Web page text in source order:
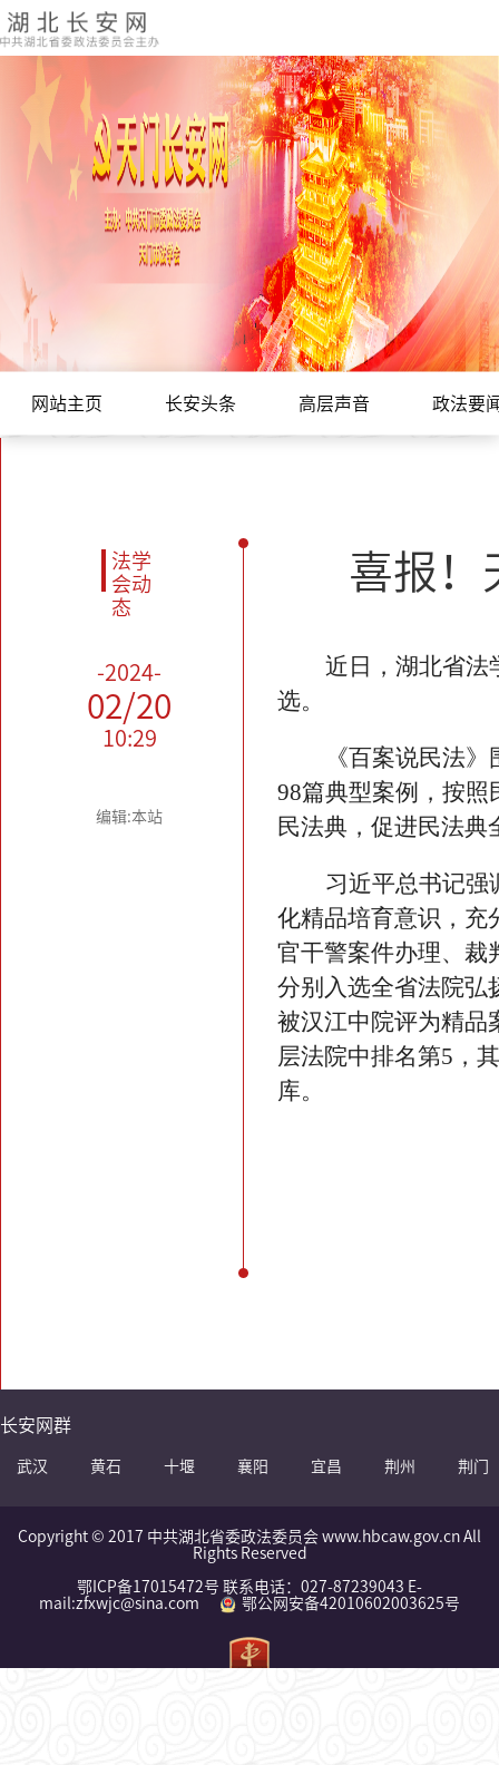
网站主页 长安头条 高层声音 政法要
法学
会动
态
-2024-
02/20
10:29
编辑:本站
喜报！
近日，湖北省法
选。
《百案说民法
98篇典型案例，按
民法典，促进民法
习近平总书记强
化精品培育意识，充
官干警案件办理、裁
分别入选全省法院弘
被汉江中院评为精品
层法院中排名第5，
库。
长安网群
武汉 黄石 十堰 襄阳 宜昌 荆州 荆门
Copyright © 2017 中共湖北省委政法委员会 www.hbcaw.gov.cn All
Rights Reserved
鄂ICP备17015472号 联系电话：027-87239043 E-
mail:zfxwjc@sina.com
鄂公网安备42010602003625号